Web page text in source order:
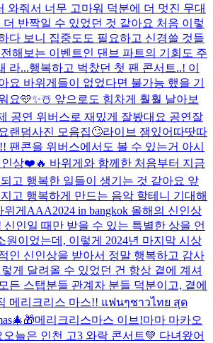
와줘서 너무 고마워 덕분에 더 멋진 무대
반짝일 수 있었던 것 같아요 처음 이렇
다 보니 집중도도 필요하고 신경쓸 것들
해보는 이벤트인 댄브 파트의 기회도 주
라...행복하고 벅찼던 첫 팬 콘서트..! 이
요 바위게들이 없었다면 불가능 했을 기
요🩵✨☃️ 앞으로도 힘차게 훨훨 날아보
공연 위버스로 재밌게 잘봤대요 공연잘
랜덤사진 모음집🙄라이브 잼있어따땃따
팬콘을 위버스에서도 볼 수 있는거 아시
상❤️🔥 바위게와 함께한 처음부터 지금
고 행복한 일들이 생기는 것 같아요 앞
고 행복하게 만드는 음악 할테니 기대해
게 AAA2024 in bangkok 올해의 신인상
인일 때만 받을 수 있는 특별한 상을 언
원이었는데, 이렇게 2024년 마지막 시상
인 신인상을 받아서 정말 행복하고 감사
게 달려올 수 있었던 건 항상 곁에 계셔
든 스탭분들 관계자 분들 덕분이고, 곁에
메리크리스 마스!! แฟนๆชาวไทย สุด
메리크리스마스 이브!마마 마카오
오늘은 인천 고3 와락 콘서트💚 다녀왔어